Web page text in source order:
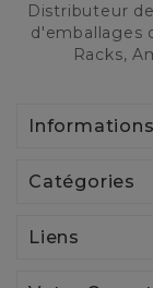
Distributeur
d'emballages
Racks,
Informations
Catégories
Liens